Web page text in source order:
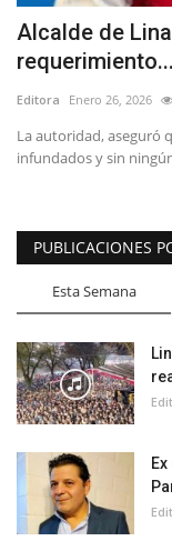
Espectáculos
Alcalde de
requerimiento...
Editora Enero 26, 2026
La autoridad, aseguró
infundados y sin
PUBLICACIONES
Esta Semana